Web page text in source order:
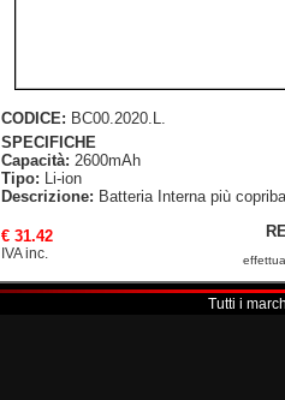
CODICE: BC00.2020.L.
SPECIFICHE
Capacità: 2600mAh
Tipo: Li-ion
Descrizione: Batteria Interna più
€ 31.42
IVA inc.
Tutti i